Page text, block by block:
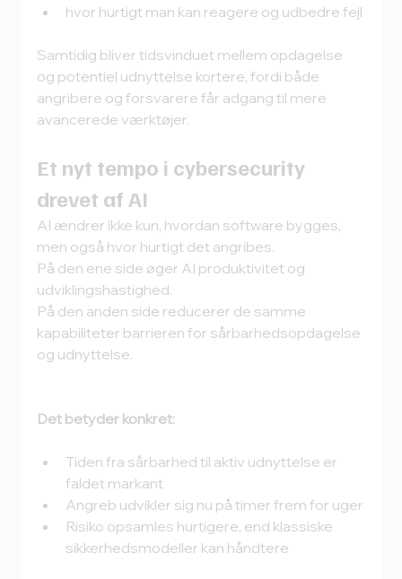
hvor hurtigt man kan reagere og udbedre fejl
Samtidig bliver tidsvinduet mellem opdagelse
og potentiel udnyttelse kortere, fordi både
angribere og forsvarere får adgang til mere
avancerede værktøjer.
Et nyt tempo i cybersecurity
drevet af AI
AI ændrer ikke kun, hvordan software bygges,
men også hvor hurtigt det angribes.
På den ene side øger AI produktivitet og
udviklingshastighed.
På den anden side reducerer de samme
kapabiliteter barrieren for sårbarhedsopdagelse
og udnyttelse.
Det betyder konkret:
Tiden fra sårbarhed til aktiv udnyttelse er
faldet markant
Angreb udvikler sig nu på timer frem for uger
Risiko opsamles hurtigere, end klassiske
sikkerhedsmodeller kan håndtere